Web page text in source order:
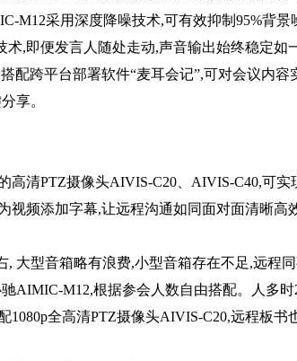
采用深度降噪技术,可有效抑制95%背景
,即便发言人随处走动,声音输出始终稳定如
跨平台部署软件“麦耳会记”,可对会议内容
享。
清PTZ摄像头AIVIS-C20、AIVIS-C40,可实
视频添加字幕,让远程沟通如同面对面清晰高
型音箱略有浪费,小型音箱存在不足,远程同
M12,根据参会人数自由搭配。人多时
全高清PTZ摄像头AIVIS-C20,远程板书